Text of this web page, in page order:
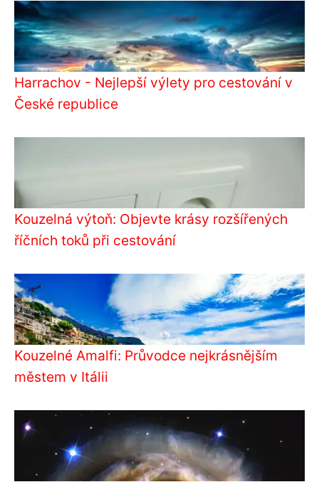
Harrachov - Nejlepší výlety pro cestování v
České republice
Kouzelná výtoň: Objevte krásy rozšířených
říčních toků při cestování
Kouzelné Amalfi: Průvodce nejkrásnějším
městem v Itálii